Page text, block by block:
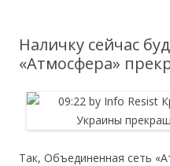
Наличку сейчас
«Атмосфера»
Так, Объединенная сеть